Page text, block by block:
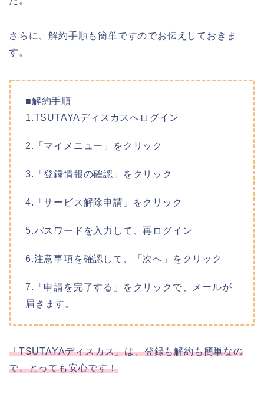
さらに、解約手順も簡単ですのでお伝えしておきま
す。
■解約手順
1.TSUTAYAディスカスへログイン
2.「マイメニュー」をクリック
3.「登録情報の確認」をクリック
4.「サービス解除申請」をクリック
5.パスワードを入力して、再ログイン
6.注意事項を確認して、「次へ」をクリック
7.「申請を完了する」をクリックで、メールが
届きます。
「TSUTAYAディスカス」は、登録も解約も簡単なの
で、とっても安心です！